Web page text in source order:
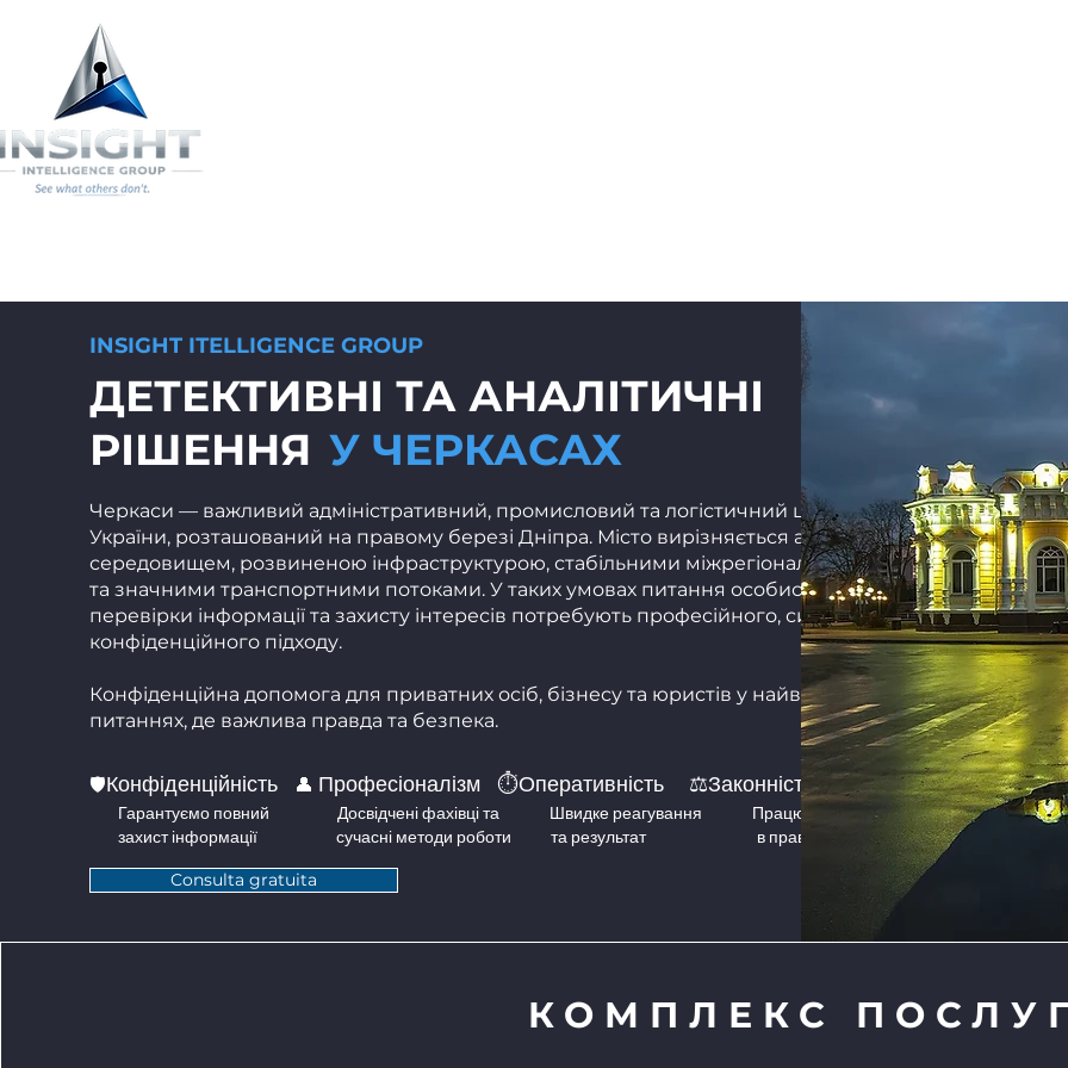
INSIGHT IТЕLLIGENCE GROUP
ДЕТЕКТИВНІ ТА АНАЛІТИЧНІ
РІШЕННЯ У ЧЕРКАСАХ
Черкаси — важливий адміністративний, промисловий та логістичний центр центральної
України, розташований на правому березі Дніпра. Місто вирізняється активним бізнес-
середовищем, розвиненою інфраструктурою, стабільними міжрегіональними зв’язками
та значними транспортними потоками. У таких умовах питання особистої безпеки,
перевірки інформації та захисту інтересів потребують професійного, системного та
конфіденційного підходу.
Конфіденційна допомога для приватних осіб, бізнесу та юристів у найважливіших
питаннях, де важлива правда та безпека.
🛡️Конфіденційність 👤 Професіоналізм ⏱️Оперативність ⚖️Законність
Гарантуємо повний Досвідчені фахівці та Швидке реагування Працюємо виключно
захист інформації сучасні методи роботи та результат в правовому полі
Consulta gratuita
КОМПЛЕКС